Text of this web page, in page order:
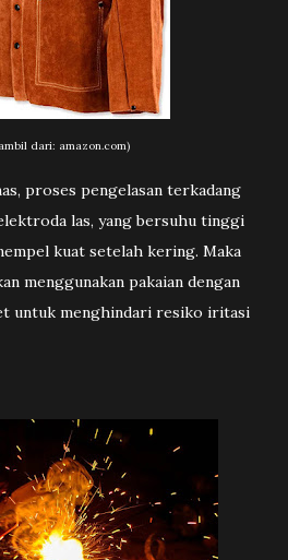
dari: amazon.com)
proses pengelasan terkadang
las, yang bersuhu tinggi
kuat setelah kering. Maka
menggunakan pakaian dengan
untuk menghindari resiko iritasi